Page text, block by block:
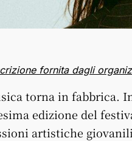
fornita dagli
torna in fabbrica.
edizione del
artistiche